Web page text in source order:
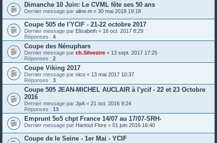
Dimanche 10 Juin: Le CVML fête ses 50 ans
Dernier message par aline.m « 30 mai 2018 19:18
Coupe 505 de l'YCIF - 21-22 octobre 2017
Dernier message par Elisabeth « 16 oct. 2017 8:29
Réponses : 4
Coupe des Nénuphars
Dernier message par ch.Silvestre « 13 sept. 2017 17:25
Réponses : 2
Coupe Viking 2017
Dernier message par nico « 13 mai 2017 10:37
Réponses : 3
Coupe 505 JEAN-MICHEL AUCLAIR à l'ycif - 22 et 23 Octobre
2016
Dernier message par JpA « 21 oct. 2016 9:24
Réponses : 13
Emprunt 5o5 chpt France 14/07 au 17/07-SRH-
Dernier message par Hartout Flore « 01 juin 2016 16:40
Coupe de le Seine - 1er Mai - YCIF